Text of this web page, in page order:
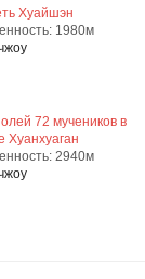
Хуайшэн
1980м
72 мучеников в
Хуанхуаган
2940м